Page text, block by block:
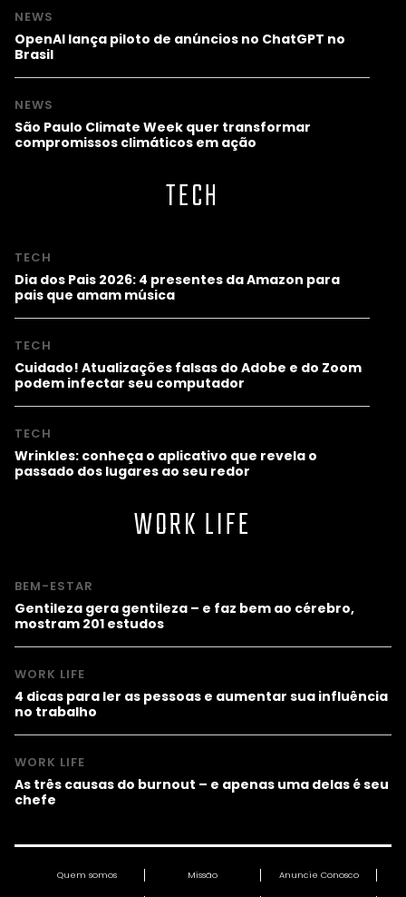
NEWS
OpenAI lança piloto de anúncios no ChatGPT no
Brasil
NEWS
São Paulo Climate Week quer transformar
compromissos climáticos em ação
TECH
TECH
Dia dos Pais 2026: 4 presentes da Amazon para
pais que amam música
TECH
Cuidado! Atualizações falsas do Adobe e do Zoom
podem infectar seu computador
TECH
Wrinkles: conheça o aplicativo que revela o
passado dos lugares ao seu redor
WORK LIFE
BEM-ESTAR
Gentileza gera gentileza – e faz bem ao cérebro,
mostram 201 estudos
WORK LIFE
4 dicas para ler as pessoas e aumentar sua influência
no trabalho
WORK LIFE
As três causas do burnout – e apenas uma delas é seu
chefe
Quem somos Missão Anuncie Conosco